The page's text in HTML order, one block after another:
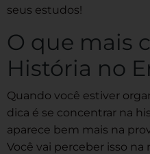
seus estudos!
O que mais
História no
Quando você estiver
dica é se concentrar na
aparece bem mais na
Você vai perceber isso na